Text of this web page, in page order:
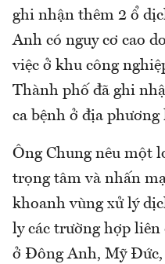
ghi nhận thêm 2 ổ
Anh có nguy cơ cao
việc ở khu công
Thành phố đã ghi
ca bệnh ở địa phương
Ông Chung nêu một
trọng tâm và nhấn
khoanh vùng xử lý
ly các trường hợp liên
ở Đông Anh, Mỹ